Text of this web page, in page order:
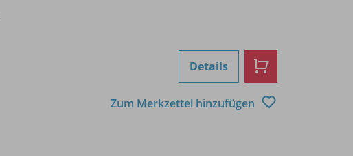
Details
Zum Merkzettel hinzufügen